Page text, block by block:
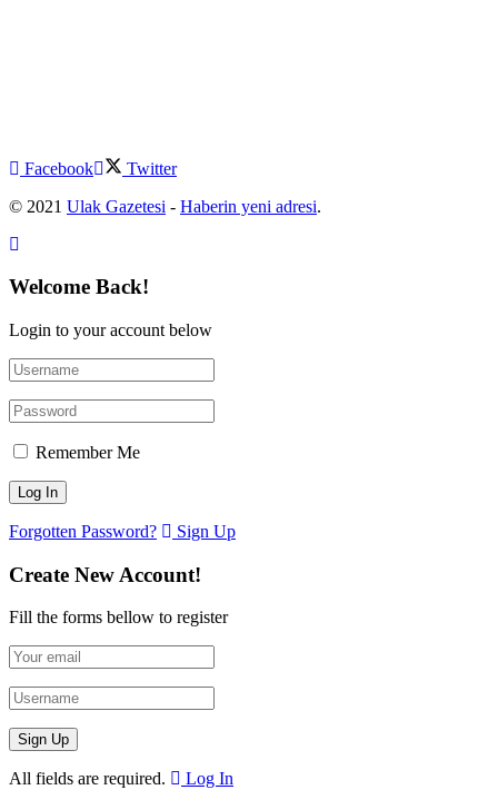
Facebook
Twitter
© 2021 Ulak Gazetesi - Haberin yeni adresi.
Welcome Back!
Login to your account below
Remember Me
Forgotten Password? Sign Up
Create New Account!
Fill the forms bellow to register
All fields are required. Log In